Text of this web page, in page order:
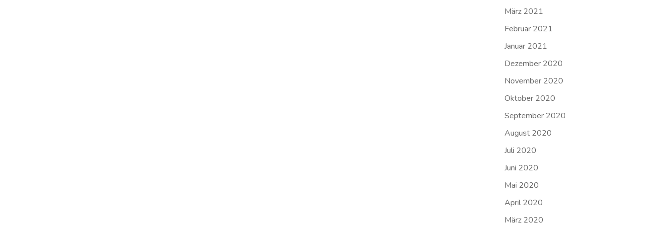
März 2021
Februar 2021
Januar 2021
Dezember 2020
November 2020
Oktober 2020
September 2020
August 2020
Juli 2020
Juni 2020
Mai 2020
April 2020
März 2020